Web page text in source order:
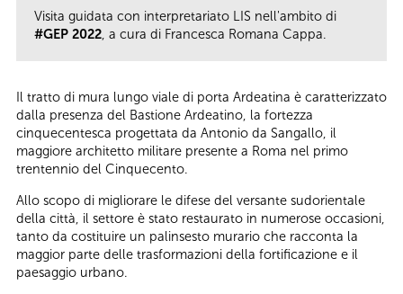
Visita guidata con interpretariato LIS nell'ambito di
#GEP 2022, a cura di Francesca Romana Cappa.
Il tratto di mura lungo viale di porta Ardeatina è caratterizzato
dalla presenza del Bastione Ardeatino, la fortezza
cinquecentesca progettata da Antonio da Sangallo, il
maggiore architetto militare presente a Roma nel primo
trentennio del Cinquecento.
Allo scopo di migliorare le difese del versante sudorientale
della città, il settore è stato restaurato in numerose occasioni,
tanto da costituire un palinsesto murario che racconta la
maggior parte delle trasformazioni della fortificazione e il
paesaggio urbano.